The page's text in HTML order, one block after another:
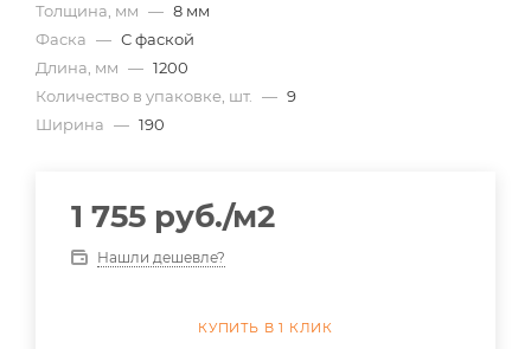
Толщина, мм — 8 мм
Фаска — С фаской
Длина, мм — 1200
Количество в упаковке, шт.
— 9
Ширина — 190
1 755 руб./м2
Нашли дешевле?
КУПИТЬ В 1 КЛИК